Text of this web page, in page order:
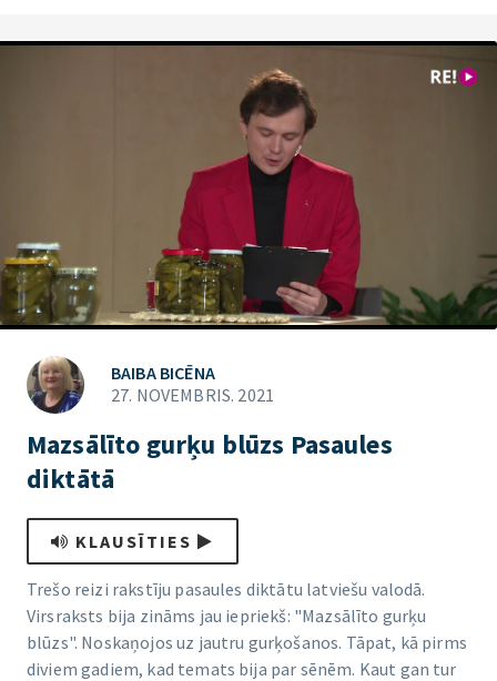
BAIBA BICĒNA
27. NOVEMBRIS. 2021
Mazsālīto gurķu blūzs Pasaules
diktātā
KLAUSĪTIES
Trešo reizi rakstīju pasaules diktātu latviešu valodā.
Virsraksts bija zināms jau iepriekš: "Mazsālīto gurķu
blūzs". Noskaņojos uz jautru gurķošanos. Tāpat, kā pirms
diviem gadiem, kad temats bija par sēnēm. Kaut gan tur